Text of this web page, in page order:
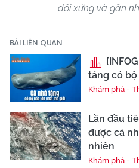
đối xứng và gần
BÀI LIÊN QUAN
táng có
Khám phá -
Lần đầu
được cá
nhiên
Khám phá -